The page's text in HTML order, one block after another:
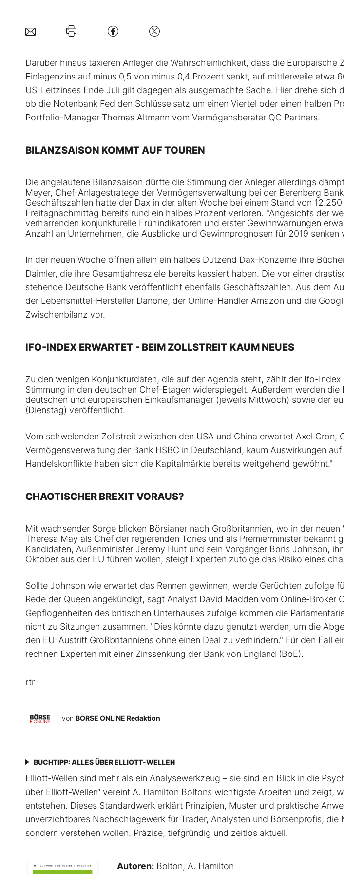
Darüber hinaus taxieren Anleger die Wahrscheinlichkeit, dass die Europäische
Einlagenzins auf minus 0,5 von minus 0,4 Prozent senkt, auf mittlerweile etwa
US-Leitzinses Ende Juli gilt dagegen als ausgemachte Sache. Hier drehe sich
ob die Notenbank Fed den Schlüsselsatz um einen Viertel oder einen halben
Portfolio-Manager Thomas Altmann vom Vermögensberater QC Partners.
BILANZSAISON KOMMT AUF TOUREN
Die angelaufene Bilanzsaison dürfte die Stimmung der Anleger allerdings
Meyer, Chef-Anlagestratege der Vermögensverwaltung bei der Berenberg
Geschäftszahlen hatte der Dax in der alten Woche bei einem Stand von 12.250
Freitagnachmittag bereits rund ein halbes Prozent verloren. "Angesichts der
verharrenden konjunkturelle Frühindikatoren und erster Gewinnwarnungen
Anzahl an Unternehmen, die Ausblicke und Gewinnprognosen für 2019 senken
In der neuen Woche öffnen allein ein halbes Dutzend Dax-Konzerne ihre
Daimler, die ihre Gesamtjahresziele bereits kassiert haben. Die vor einer
stehende Deutsche Bank veröffentlicht ebenfalls Geschäftszahlen. Aus dem
der Lebensmittel-Hersteller Danone, der Online-Händler Amazon und die
Zwischenbilanz vor.
IFO-INDEX ERWARTET - BEIM ZOLLSTREIT KAUM NEUES
Zu den wenigen Konjunkturdaten, die auf der Agenda steht, zählt der Ifo-Index
Stimmung in den deutschen Chef-Etagen widerspiegelt. Außerdem werden die
deutschen und europäischen Einkaufsmanager (jeweils Mittwoch) sowie der
(Dienstag) veröffentlicht.
Vom schwelenden Zollstreit zwischen den USA und China erwartet Axel Cron,
Vermögensverwaltung der Bank HSBC in Deutschland, kaum Auswirkungen
Handelskonflikte haben sich die Kapitalmärkte bereits weitgehend gewöhnt."
CHAOTISCHER BREXIT VORAUS?
Mit wachsender Sorge blicken Börsianer nach Großbritannien, wo in der
Theresa May als Chef der regierenden Tories und als Premierminister bekannt
Kandidaten, Außenminister Jeremy Hunt und sein Vorgänger Boris Johnson,
Oktober aus der EU führen wollen, steigt Experten zufolge das Risiko eines
Sollte Johnson wie erwartet das Rennen gewinnen, werde Gerüchten zufolge
Rede der Queen angekündigt, sagt Analyst David Madden vom Online-Broker
Gepflogenheiten des britischen Unterhauses zufolge kommen die
nicht zu Sitzungen zusammen. "Dies könnte dazu genutzt werden, um die
den EU-Austritt Großbritanniens ohne einen Deal zu verhindern." Für den Fall
rechnen Experten mit einer Zinssenkung der Bank von England (BoE).
rtr
von BÖRSE ONLINE Redaktion
BUCHTIPP: ALLES ÜBER ELLIOTT-WELLEN
Elliott-Wellen sind mehr als ein Analysewerkzeug – sie sind ein Blick in die
über Elliott-Wellen“ vereint A. Hamilton Boltons wichtigste Arbeiten und zeigt,
entstehen. Dieses Standardwerk erklärt Prinzipien, Muster und praktische
unverzichtbares Nachschlagewerk für Trader, Analysten und Börsenprofis,
sondern verstehen wollen. Präzise, tiefgründig und zeitlos aktuell.
Autoren: Bolton, A. Hamilton